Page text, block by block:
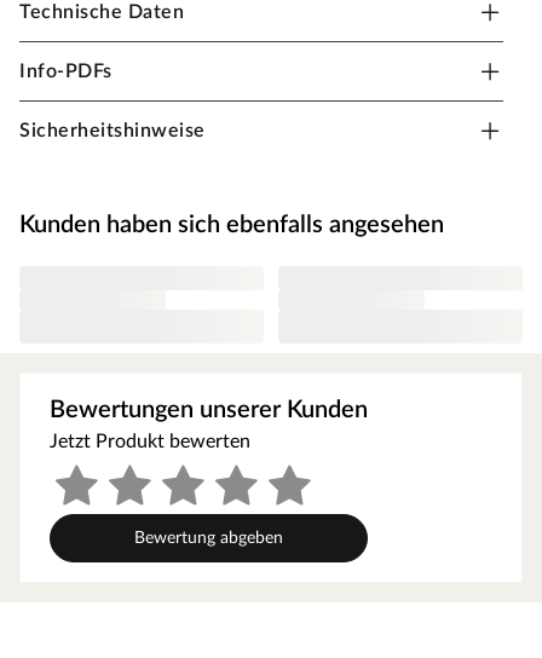
PALMAKO Garage "Roger" 27,7 m² mit Holztor 70
mm naturbelassen
B x T x H: 560 x 560 x 312 cm, Fenster + Einzeltür + inkl.
Technische Daten
Info-PDFs
Sicherheitshinweise
Kunden haben sich ebenfalls angesehen
Bewertungen unserer Kunden
Jetzt Produkt bewerten
Bewertung abgeben